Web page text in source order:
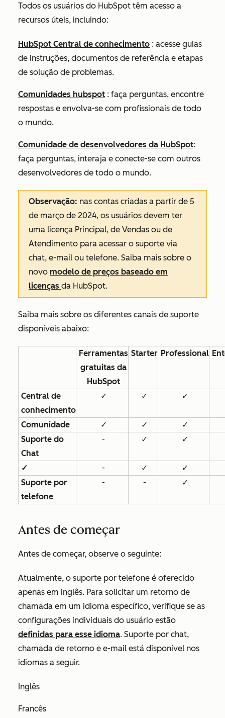
Todos os usuários do HubSpot têm acesso a
recursos úteis, incluindo:
HubSpot Central de conhecimento : acesse guias
de instruções, documentos de referência e etapas
de solução de problemas.
Comunidades hubspot : faça perguntas, encontre
respostas e envolva-se com profissionais de todo
o mundo.
Comunidade de desenvolvedores da HubSpot:
faça perguntas, interaja e conecte-se com outros
desenvolvedores de todo o mundo.
Observação: nas contas criadas a partir de 5
de março de 2024, os usuários devem ter
uma licença Principal, de Vendas ou de
Atendimento para acessar o suporte via
chat, e-mail ou telefone. Saiba mais sobre o
novo modelo de preços baseado em
licenças da HubSpot.
Saiba mais sobre os diferentes canais de suporte
disponíveis abaixo:
Ferramentas
gratuitas da
HubSpot
Starter Professional
Central de
conhecimento
✓ ✓ ✓
Comunidade ✓ ✓
✓
Suporte do
Chat
- ✓ ✓
✓ - ✓
✓
Suporte por
telefone
- - ✓
Antes de começar
Antes de começar, observe o seguinte:
Atualmente, o suporte por telefone é oferecido
apenas em inglês. Para solicitar um retorno de
chamada em um idioma específico, verifique se as
configurações individuais do usuário estão
definidas para esse idioma. Suporte por chat,
chamada de retorno e e-mail está disponível nos
idiomas a seguir.
Inglês
Francês